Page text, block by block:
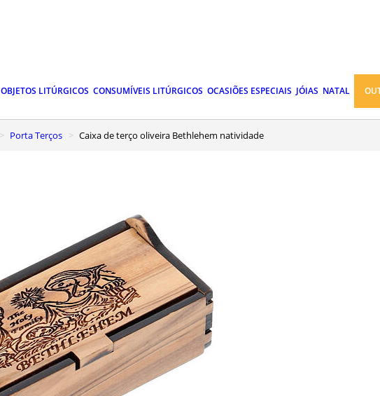
OBJETOS LITÚRGICOS CONSUMÍVEIS LITÚRGICOS OCASIÕES ESPECIAIS JÓIAS NATAL
Porta Terços Caixa de terço oliveira Bethlehem natividade